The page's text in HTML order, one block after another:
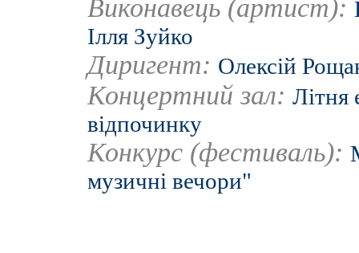
Виконавець (артист):
Ілля Зуйко
Диригент: Олексій
Концертний зал: Літня
відпочинку
Конкурс (фестиваль):
музичні вечори"